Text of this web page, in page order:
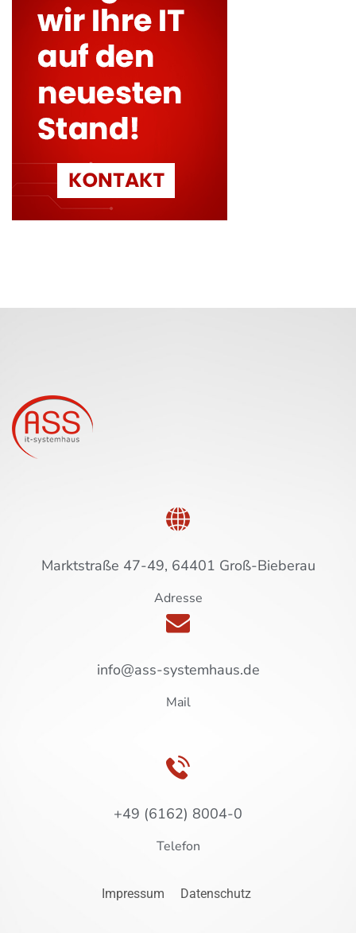
Marktstraße 47-49, 64401 Groß-Bieberau
Adresse
info@ass-systemhaus.de
Mail
+49 (6162) 8004-0
Telefon
Impressum Datenschutz